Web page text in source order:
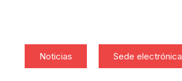
Noticias Sede electrónica